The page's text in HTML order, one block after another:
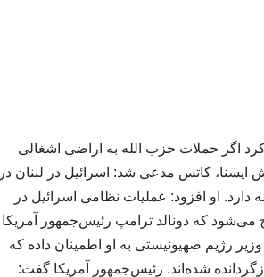
اگر حملات حزب ‌الله به اراضی اشغالی
کاتس مدعی شد: اسرائیل در لبنان در
او افزود: عملیات نظامی اسرائیل در
می‌شود که دونالد ترامپ رئیس‌جمهور آمریکا
رژیم صهیونیستی به او اطمینان داده که
شده‌اند. رئیس‌جمهور آمریکا گفت: